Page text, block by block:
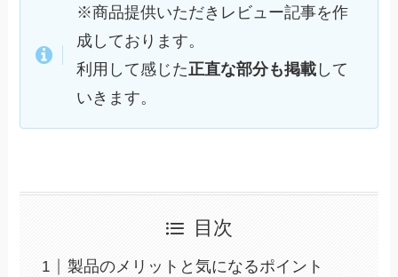
※商品提供いただきレビュー記事を作
成しております。
利用して感じた正直な部分も掲載 して
いきます。
目次
製品のメリットと気になるポイント